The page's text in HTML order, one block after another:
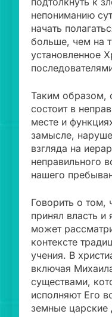
непониманию
начать
больше, чем на
установленное
Таким образом,
состоит в
месте и
замысле,
взгляда на
неправильного
нашего
Говорить о том,
принял власть и
может
контексте
учения. В
включая
существами,
исполняют Его
земные царские